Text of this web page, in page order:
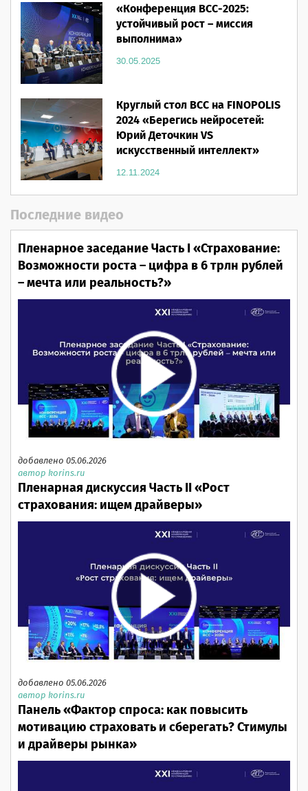
«Конференция ВСС-2025:
устойчивый рост – миссия
выполнима»
30.05.2025
Круглый стол ВСС на FINOPOLIS
2024 «Берегись нейросетей:
Юрий Деточкин VS
искусственный интеллект»
12.11.2024
Последние видео
Пленарное заседание Часть I «Страхование:
Возможности роста – цифра в 6 трлн рублей
– мечта или реальность?»
добавлено 05.06.2026
автор korins.ru
Пленарная дискуссия Часть II «Рост
страхования: ищем драйверы»
добавлено 05.06.2026
автор korins.ru
Панель «Фактор спроса: как повысить
мотивацию страховать и сберегать? Стимулы
и драйверы рынка»